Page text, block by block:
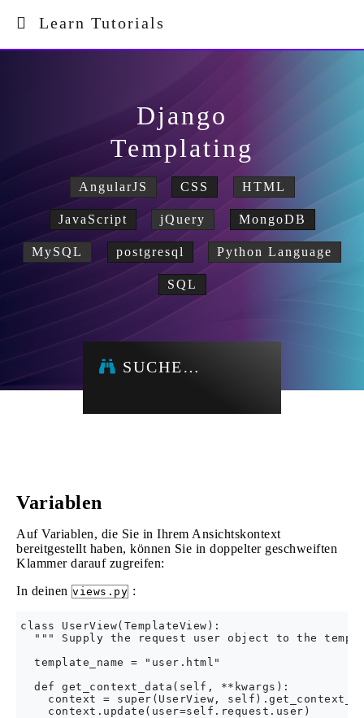
Learn Tutorials
Django
Templating
AngularJS CSS HTML
JavaScript jQuery MongoDB
MySQL postgresql Python Language
SQL
SUCHE…
Variablen
Auf Variablen, die Sie in Ihrem Ansichtskontext
bereitgestellt haben, können Sie in doppelter geschweiften
Klammer darauf zugreifen:
In deinen views.py :
class UserView(TemplateView):
""" Supply the request user object to the
  template_name = "user.html"
  def get_context_data(self, **kwargs):
context = super(UserView,
    context.update(user=self.request.user)